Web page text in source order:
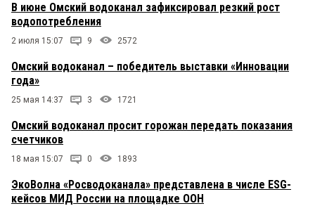
В июне Омский водоканал зафиксировал резкий рост
водопотребления
2 июля 15:07 9 2572
Омский водоканал – победитель выставки «Инновации
года»
25 мая 14:37 3 1721
Омский водоканал просит горожан передать показания
счетчиков
18 мая 15:07 0 1893
ЭкоВолна «Росводоканала» представлена в числе ESG-
кейсов МИД России на площадке ООН